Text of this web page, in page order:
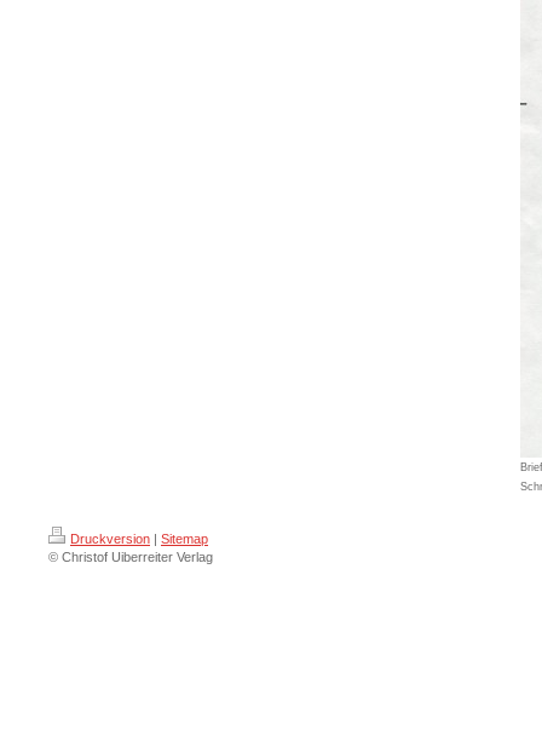
Druckversion | Sitemap
© Christof Uiberreiter Verlag